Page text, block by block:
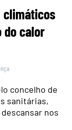
climáticos
do calor
concelho de
sanitárias,
nos